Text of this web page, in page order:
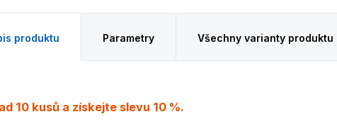
produktu Parametry Všechny varianty produktu
10 kusů a získejte slevu 10 %.